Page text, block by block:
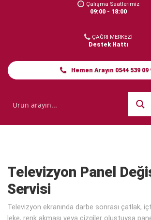
Çalışma Saatlerimiz
09:00 - 18:00
ÇAĞRI MERKEZİ
Destek Hattı
Hemen Arayın 0544 539 09
Televizyon Panel
Servisi
Televizyon ekranında darbe sonrası çatlak,
leke, renk akması veya çizgiler oluştuysa